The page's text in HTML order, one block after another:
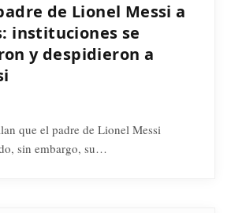
de Lionel Messi a
instituciones se
y despidieron a
que el padre de Lionel Messi
sin embargo, su…